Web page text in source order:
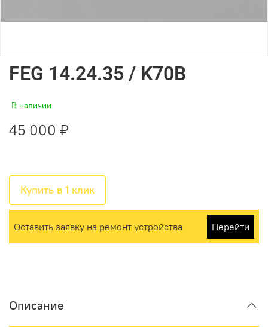
FEG 14.24.35 / K70B
В наличии
45 000 ₽
Купить в 1 клик
Оставить заявку на ремонт устройства Перейти
Описание